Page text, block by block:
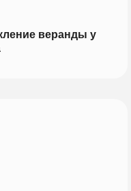
веранды у